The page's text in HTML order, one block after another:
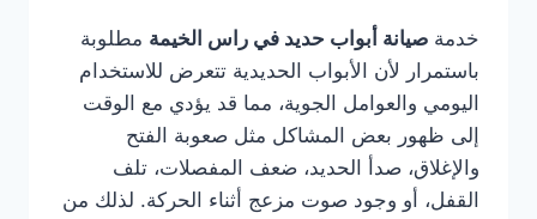
خدمة صيانة أبواب حديد في راس الخيمة مطلوبة
باستمرار لأن الأبواب الحديدية تتعرض للاستخدام
اليومي والعوامل الجوية، مما قد يؤدي مع الوقت
إلى ظهور بعض المشاكل مثل صعوبة الفتح
والإغلاق، صدأ الحديد، ضعف المفصلات، تلف
القفل، أو وجود صوت مزعج أثناء الحركة. لذلك من